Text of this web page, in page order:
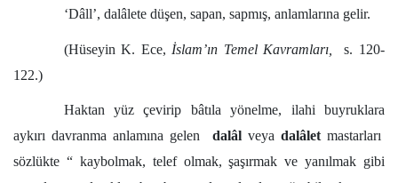
‘Dâll’, dalâlete düşen, sapan, sapmış, anlamlarına gelir.
(Hüseyin K. Ece, İslam’ın Temel Kavramları,s. 120-
122.)
Haktan yüz çevirip bâtıla yönelme, ilahi buyruklara
aykırı davranma anlamına gelen dalâl veya dalâlet mastarları
sözlükte “ kaybolmak, telef olmak, şaşırmak ve yanılmak gibi